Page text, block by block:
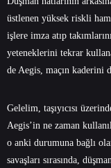
üstlenen yüksek riskli
işlere imza atıp
yeteneklerini tekrar
de Aegis, maçın kaderini
Gelelim, taşıyıcısı
Aegis’in ne zaman
o anki durumuna bağlı
savaşları sırasında,